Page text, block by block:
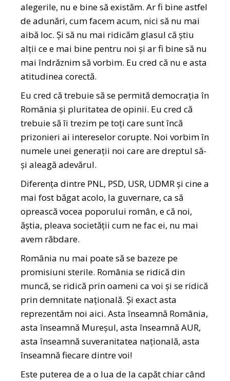
alegerile, nu e bine să existăm. Ar fi bine astfel
de adunări, cum facem acum, nici să nu mai
aibă loc. Și să nu mai ridicăm glasul că știu
alții ce e mai bine pentru noi și ar fi bine să nu
mai îndrăznim să vorbim. Eu cred că nu e asta
atitudinea corectă.
Eu cred că trebuie să se permită democrația în
România și pluritatea de opinii. Eu cred că
trebuie să îi trezim pe toți care sunt încă
prizonieri ai intereselor corupte. Noi vorbim în
numele unei generații noi care are dreptul să-
și aleagă adevărul.
Diferența dintre PNL, PSD, USR, UDMR și cine a
mai fost băgat acolo, la guvernare, ca să
oprească vocea poporului român, e că noi,
ăștia, pleava societății cum ne fac ei, nu mai
avem răbdare.
România nu mai poate să se bazeze pe
promisiuni sterile. România se ridică din
muncă, se ridică prin oameni ca voi și se ridică
prin demnitate națională. Și exact asta
reprezentăm noi aici. Asta înseamnă România,
asta înseamnă Mureșul, asta înseamnă AUR,
asta înseamnă suveranitatea națională, asta
înseamnă fiecare dintre voi!
Este puterea de a o lua de la capăt chiar când